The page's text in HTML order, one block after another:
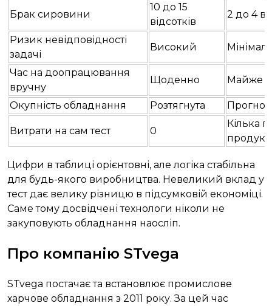
Брак сировини
10 до 15
відсотків
2 до 4
Ризик невідповідності
задачі
Високий
Час на доопрацювання
вручну
Щоденно Майже
Окупність обладнання Розтягнута
Витрати на сам тест 0
Кілька
Цифри в таблиці орієнтовні, але логіка стабільна
для будь-якого виробництва. Невеликий вклад у
тест дає велику різницю в підсумковій економіці.
Саме тому досвідчені технологи ніколи не
закуповують обладнання наосліп.
Про компанію STvega
STvega постачає та встановлює промислове
харчове обладнання з 2011 року. За цей час